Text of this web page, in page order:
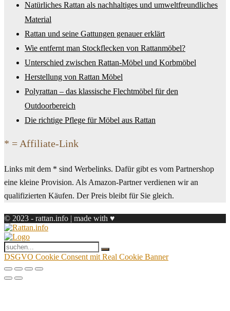
Natürliches Rattan als nachhaltiges und umweltfreundliches
Material
Rattan und seine Gattungen genauer erklärt
Wie entfernt man Stockflecken von Rattanmöbel?
Unterschied zwischen Rattan-Möbel und Korbmöbel
Herstellung von Rattan Möbel
Polyrattan – das klassische Flechtmöbel für den
Outdoorbereich
Die richtige Pflege für Möbel aus Rattan
* = Affiliate-Link
Links mit dem * sind Werbelinks. Dafür gibt es vom Partnershop
eine kleine Provision. Als Amazon-Partner verdienen wir an
qualifizierten Käufen. Der Preis bleibt für Sie gleich.
© 2023 - rattan.info | made with ♥
DSGVO Cookie Consent mit Real Cookie Banner